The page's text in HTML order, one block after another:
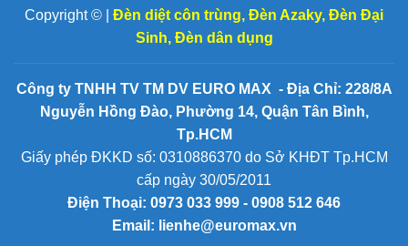
Copyright © | Đèn diệt côn trùng, Đèn Azaky, Đèn Đại
Sinh, Đèn dân dụng
Công ty TNHH TV TM DV EURO MAX - Địa Chỉ: 228/8A
Nguyễn Hồng Đào, Phường 14, Quận Tân Bình,
Tp.HCM
Giấy phép ĐKKD số: 0310886370 do Sở KHĐT Tp.HCM
cấp ngày 30/05/2011
Điện Thoại: 0973 033 999 - 0908 512 646
Email: lienhe@euromax.vn